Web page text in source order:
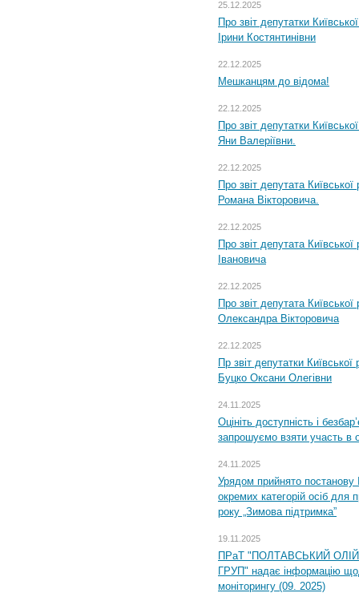
25.12.2025
Про звіт депутатки
Ірини Костянтинівни
22.12.2025
Мешканцям до відома!
22.12.2025
Про звіт депутатки
Яни Валеріївни.
22.12.2025
Про звіт депутата
Романа Вікторовича.
22.12.2025
Про звіт депутата
Івановича
22.12.2025
Про звіт депутата
Олександра Вікторовича
22.12.2025
Пр звіт депутатки
Буцко Оксани Олегівни
24.11.2025
Оцініть доступність і
запрошуємо взяти участь в
24.11.2025
Урядом прийнято постанову
окремих категорій осіб для
року „Зимова підтримка”
19.11.2025
ПРаТ "ПОЛТАВСЬКИЙ
ГРУП" надає інформацію
моніторингу (09. 2025)